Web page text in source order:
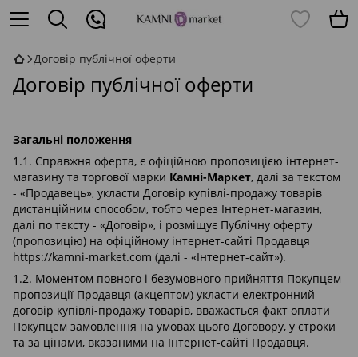
Договір публічної оферти
Договір публічної оферти
Загальні положення
1.1. Справжня оферта, є офіційною пропозицією інтернет-
магазину та торгової марки Камні-Маркет, далі за текстом
- «Продавець», укласти Договір купівлі-продажу товарів
дистанційним способом, тобто через Інтернет-магазин,
далі по тексту - «Договір», і розміщує Публічну оферту
(пропозицію) на офіційному інтернет-сайті Продавця
https://kamni-market.com (далі - «Інтернет-сайт»).
1.2. Моментом повного і безумовного прийняття Покупцем
пропозиції Продавця (акцептом) укласти електронний
договір купівлі-продажу товарів, вважається факт оплати
Покупцем замовлення на умовах цього Договору, у строки
та за цінами, вказаними на Інтернет-сайті Продавця.